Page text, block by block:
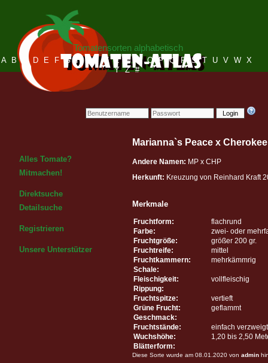
Login
Tomatensorten alphabetisch
A B C D E F G H I J K L M N O P Q R S T U V W X
Y Z #
Alles Tomate?
Mitmachen!
Direktsuche
Detailsuche
Registrieren
Unsere Unterstützer
Marianna`s Peace x
Andere Namen: MP x CHP
Herkunft: Kreuzung von Reinhard Kraft
Merkmale
Fruchtform:
flachrund
Farbe:
zwei- oder
Fruchtgröße:
größer 200 gr.
Fruchtreife:
mittel
Fruchtkammern:
mehrkämmrig
Schale:
Fleischigkeit:
vollfleischig
Rippung:
Fruchtspitze:
vertieft
Grüne Frucht:
geflammt
Geschmack:
Fruchtstände:
einfach verzweigt
Wuchshöhe:
1,20 bis 2,50
Blätterform:
Diese Sorte wurde am 08.01.2020 von admin